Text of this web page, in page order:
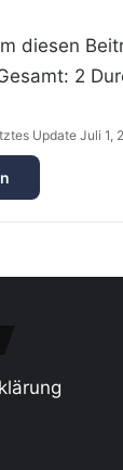
diesen
2
Update Juli 1,